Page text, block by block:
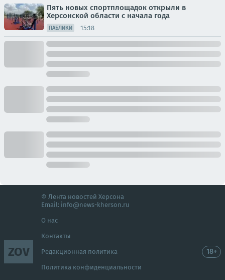
Пять новых спортплощадок открыли в
Херсонской области с начала года
ПАБЛИКИ 15:18
ZOV
© Лента новостей Херсона
Email: info@news-kherson.ru
О нас
Контакты
Редакционная политика
Политика конфиденциальности
18+